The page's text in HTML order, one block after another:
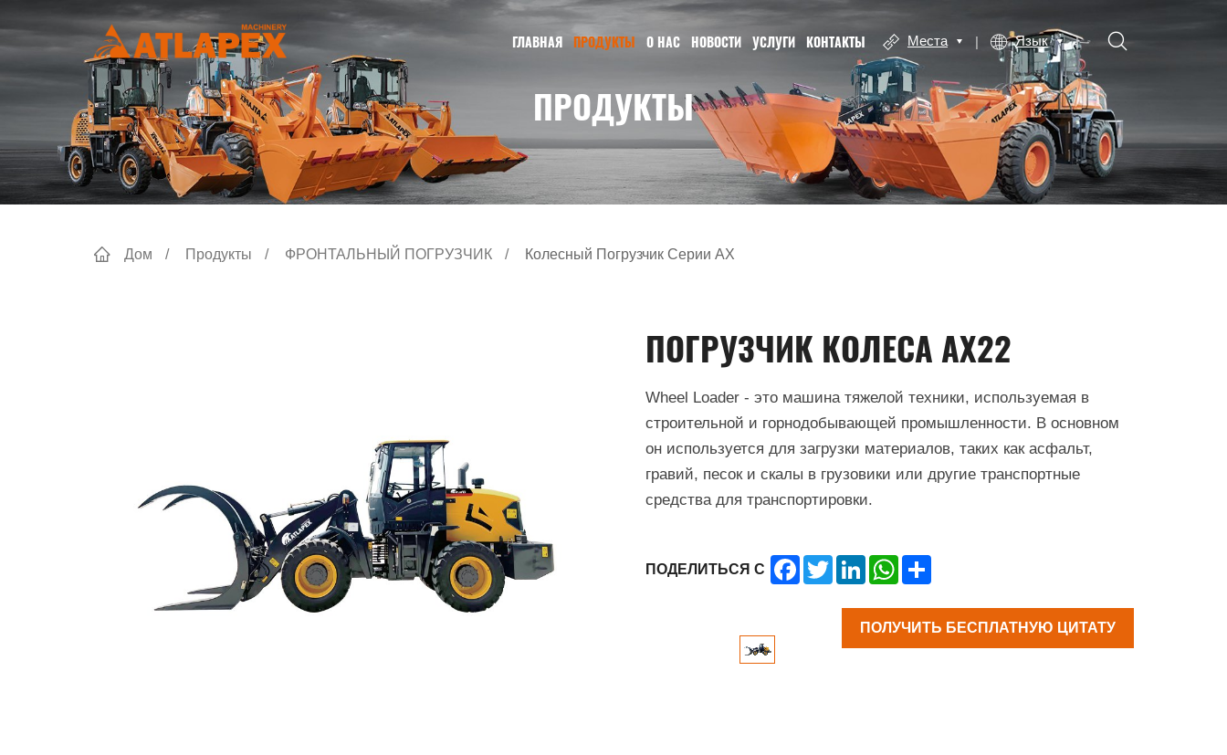
ГЛАВНАЯ ПРОДУКТЫ О НАС НОВОСТИ УСЛУГИ КОНТАКТЫ Места Язык
ПРОДУКТЫ
Дом Продукты ФРОНТАЛЬНЫЙ ПОГРУЗЧИК Колесный Погрузчик Серии AX
ПОГРУЗЧИК КОЛЕСА AX22
Wheel Loader - это машина тяжелой техники, используемая в
строительной и горнодобывающей промышленности. В основном
он используется для загрузки материалов, таких как асфальт,
гравий, песок и скалы в грузовики или другие транспортные
средства для транспортировки.
ПОДЕЛИТЬСЯ С FacebookTwitterLinkedInWhatsApp
ПОЛУЧИТЬ БЕСПЛАТНУЮ ЦИТАТУ